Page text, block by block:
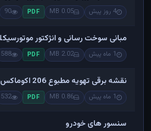
4 روز پیش 0.05 MB
PDF
90
مبانی سوخت رسانی و انژکتور
1 ماه پیش 2.02 MB
PDF
588
نقشه برقی تهویه مطبوع 206 اکوماکس با ایسیو MAW
1 ماه پیش 0.86 MB
PDF
532
سنسور های خودرو